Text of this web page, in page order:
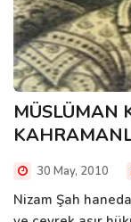
MÜSLÜMAN
30 May, 2010
Nizam Şah